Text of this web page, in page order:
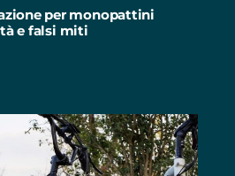
per monopattini
e falsi miti